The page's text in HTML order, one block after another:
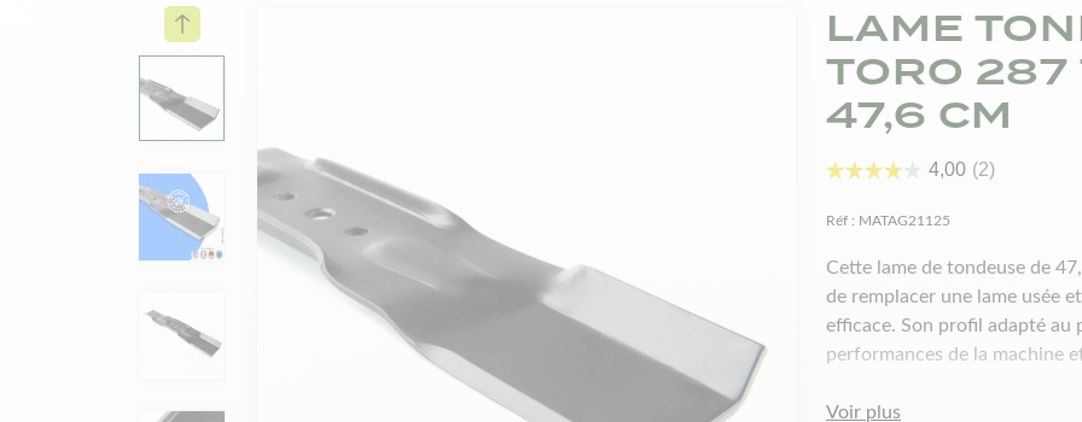
LAME
TORO 287
47,6 CM
Réf : MATAG21125
Cette lame de tondeuse de
de remplacer une lame usée
efficace. Son profil adapté au
performances de la machine
Voir plus